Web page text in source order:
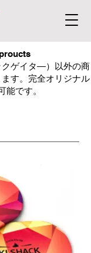
クゲイタ―）以外の商
す。完全オリジナル
能です。